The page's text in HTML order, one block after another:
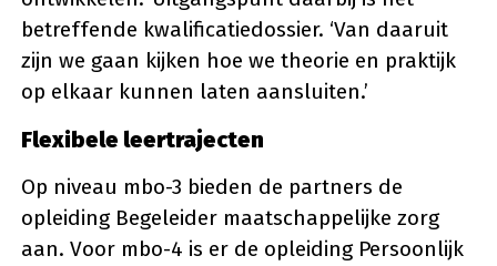
betreffende kwalificatiedossier. ‘Van daaruit
zijn we gaan kijken hoe we theorie en praktijk
op elkaar kunnen laten aansluiten.’
Flexibele leertrajecten
Op niveau mbo-3 bieden de partners de
opleiding Begeleider maatschappelijke zorg
aan. Voor mbo-4 is er de opleiding Persoonlijk